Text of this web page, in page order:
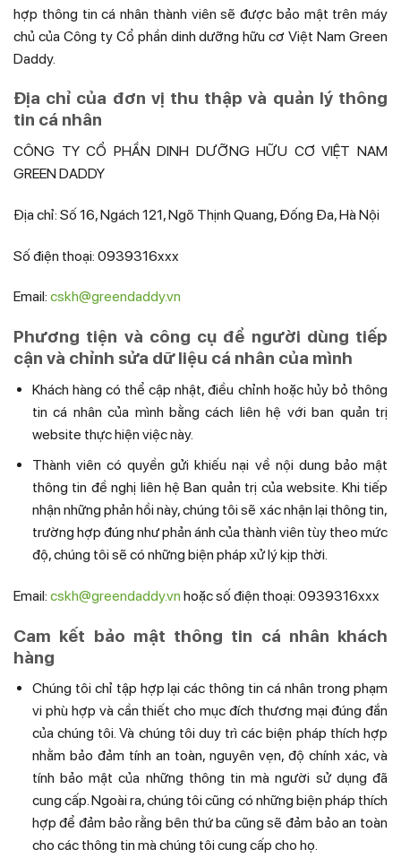
hợp thông tin cá nhân thành viên sẽ được bảo mật trên máy
chủ của Công ty Cổ phần dinh dưỡng hữu cơ Việt Nam Green
Daddy.
Địa chỉ của đơn vị thu thập và quản lý thông
tin cá nhân
CÔNG TY CỔ PHẦN DINH DƯỠNG HỮU CƠ VIỆT NAM
GREEN DADDY
Địa chỉ: Số 16, Ngách 121, Ngõ Thịnh Quang, Đống Đa, Hà Nội
Số điện thoại: 0939316xxx
Email: cskh@greendaddy.vn
Phương tiện và công cụ để người dùng tiếp
cận và chỉnh sửa dữ liệu cá nhân của mình
Khách hàng có thể cập nhật, điều chỉnh hoặc hủy bỏ thông
tin cá nhân của mình bằng cách liên hệ với ban quản trị
website thực hiện việc này.
Thành viên có quyền gửi khiếu nại về nội dung bảo mật
thông tin đề nghị liên hệ Ban quản trị của website. Khi tiếp
nhận những phản hồi này, chúng tôi sẽ xác nhận lại thông tin,
trường hợp đúng như phản ánh của thành viên tùy theo mức
độ, chúng tôi sẽ có những biện pháp xử lý kịp thời.
Email: cskh@greendaddy.vn hoặc số điện thoại: 0939316xxx
Cam kết bảo mật thông tin cá nhân khách
hàng
Chúng tôi chỉ tập hợp lại các thông tin cá nhân trong phạm
vi phù hợp và cần thiết cho mục đích thương mại đúng đắn
của chúng tôi. Và chúng tôi duy trì các biện pháp thích hợp
nhằm bảo đảm tính an toàn, nguyên vẹn, độ chính xác, và
tính bảo mật của những thông tin mà người sử dụng đã
cung cấp. Ngoài ra, chúng tôi cũng có những biện pháp thích
hợp để đảm bảo rằng bên thứ ba cũng sẽ đảm bảo an toàn
cho các thông tin mà chúng tôi cung cấp cho họ.